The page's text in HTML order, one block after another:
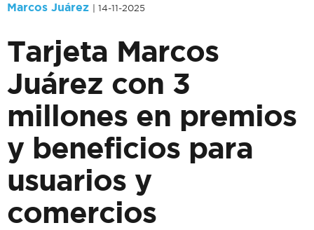
Marcos Juárez | 14-11-2025
Tarjeta Marcos
Juárez con 3
millones en premios
y beneficios para
usuarios y
comercios